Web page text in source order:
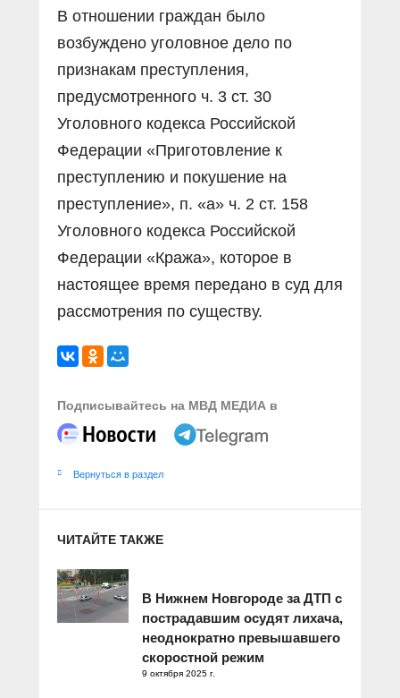
В отношении граждан было
возбуждено уголовное дело по
признакам преступления,
предусмотренного ч. 3 ст. 30
Уголовного кодекса Российской
Федерации «Приготовление к
преступлению и покушение на
преступление», п. «а» ч. 2 ст. 158
Уголовного кодекса Российской
Федерации «Кража», которое в
настоящее время передано в суд для
рассмотрения по существу.
Подписывайтесь на МВД МЕДИА в
Вернуться в раздел
ЧИТАЙТЕ ТАКЖЕ
В Нижнем Новгороде за ДТП с
пострадавшим осудят лихача,
неоднократно превышавшего
скоростной режим
9 октября 2025 г.